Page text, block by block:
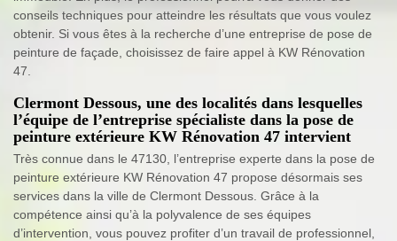
conseils techniques pour atteindre les résultats que vous voulez
obtenir. Si vous êtes à la recherche d’une entreprise de pose de
peinture de façade, choisissez de faire appel à KW Rénovation
47.
Clermont Dessous, une des localités dans lesquelles
l’équipe de l’entreprise spécialiste dans la pose de
peinture extérieure KW Rénovation 47 intervient
Très connue dans le 47130, l’entreprise experte dans la pose de
peinture extérieure KW Rénovation 47 propose désormais ses
services dans la ville de Clermont Dessous. Grâce à la
compétence ainsi qu’à la polyvalence de ses équipes
d’intervention, vous pouvez profiter d’un travail de professionnel,